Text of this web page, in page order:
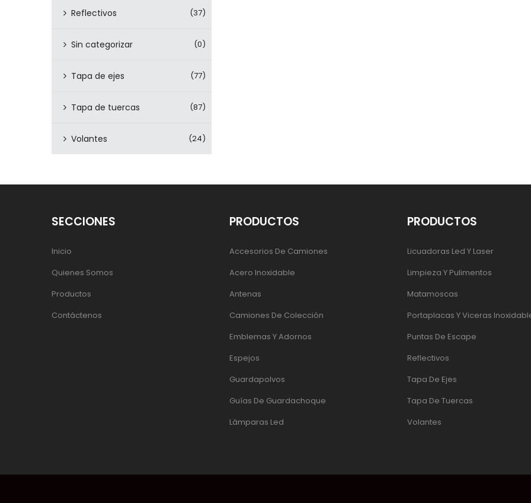
Reflectivos (37)
Sin categorizar (0)
Tapa de ejes (77)
Tapa de tuercas (87)
Volantes (24)
SECCIONES
Inicio
Quienes Somos
Productos
Contáctenos
PRODUCTOS
Accesorios De Camiones
Acero Inoxidable
Antenas
Camiones De Colección
Emblemas Y Adornos
Espejos
Guardapolvos
Guías De Guardachoque
Lámparas Led
PRODUCTOS
Licuadoras Led Y Laser
Limpieza Y Pulimentos
Matamoscas
Portaplacas Y Viceras
Puntas De Escape
Reflectivos
Tapa De Ejes
Tapa De Tuercas
Volantes